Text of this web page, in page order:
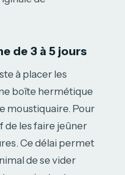
de 3 à 5 jours
à placer les
boîte hermétique
moustiquaire. Pour
de les faire jeûner
Ce délai permet
de se vider